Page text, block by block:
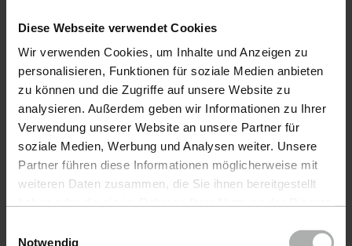
Diese Webseite verwendet Cookies
Wir verwenden Cookies, um Inhalte und Anzeigen zu
personalisieren, Funktionen für soziale Medien anbieten
zu können und die Zugriffe auf unsere Website zu
analysieren. Außerdem geben wir Informationen zu Ihrer
Verwendung unserer Website an unsere Partner für
soziale Medien, Werbung und Analysen weiter. Unsere
Partner führen diese Informationen möglicherweise mit
weiteren Daten zusammen, die Sie ihnen bereitgestellt
Einstellungen zu den Cookies finden Sie unter
Notwendig
Leather Fresh Set XS Voglauer